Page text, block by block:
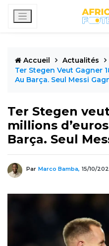
Accueil
Actualités
Ter Stegen Veut Gagner
Au Barça. Seul Messi
Ter Stegen
millions
Barça. Seul
Par Marco Bamba, 15/10/